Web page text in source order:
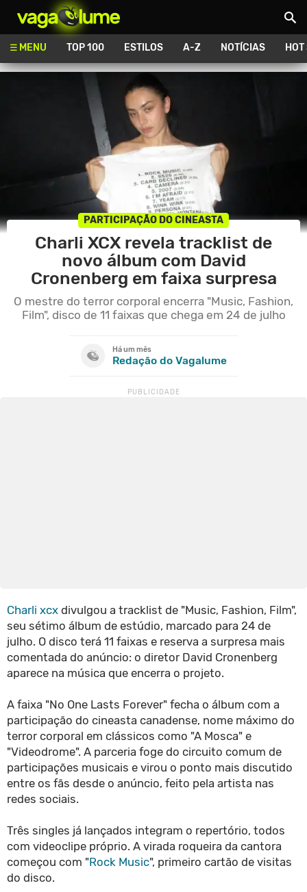
MENU TOP 100 ESTILOS A-Z NOTÍCIAS
PARTICIPAÇÃO DO CINEASTA
Charli XCX revela tracklist de
novo álbum com David
Cronenberg em faixa surpresa
O mestre do terror corporal encerra "Music, Fashion,
Film", disco de 11 faixas que chega em 24 de julho
Há um mês
Redação do Vagalume
Charli xcx divulgou a tracklist de "Music, Fashion, Film",
seu sétimo álbum de estúdio, marcado para 24 de
julho. O disco terá 11 faixas e reserva a surpresa mais
comentada do anúncio: o diretor David Cronenberg
aparece na música que encerra o projeto.
A faixa "No One Lasts Forever" fecha o álbum com a
participação do cineasta canadense, nome máximo do
terror corporal em clássicos como "A Mosca" e
"Videodrome". A parceria foge do circuito comum de
participações musicais e virou o ponto mais discutido
entre os fãs desde o anúncio, feito pela artista nas
redes sociais.
Três singles já lançados integram o repertório, todos
com videoclipe próprio. A virada roqueira da cantora
começou com "Rock Music", primeiro cartão de visitas
do disco.